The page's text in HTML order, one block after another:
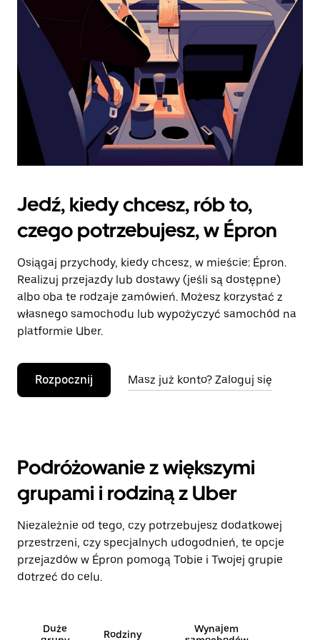
kalendarz.
Jedź, kiedy chcesz, rób to,
czego potrzebujesz, w Épron
Osiągaj przychody, kiedy chcesz, w mieście: Épron.
Realizuj przejazdy lub dostawy (jeśli są dostępne)
albo oba te rodzaje zamówień. Możesz korzystać z
własnego samochodu lub wypożyczyć samochód na
platformie Uber.
Rozpocznij Masz już konto? Zaloguj się
Podróżowanie z większymi
grupami i rodziną z Uber
Niezależnie od tego, czy potrzebujesz dodatkowej
przestrzeni, czy specjalnych udogodnień, te opcje
przejazdów w Épron pomogą Tobie i Twojej grupie
dotrzeć do celu.
Duże
Rodziny
Wynajem